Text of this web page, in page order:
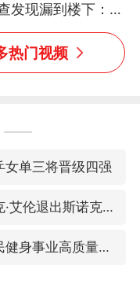
发现漏到楼下：出
延伸到外墙
热门视频
女单三将晋级四强
马克·艾伦退出斯诺克中国公开赛
全民健身事业高质量发展